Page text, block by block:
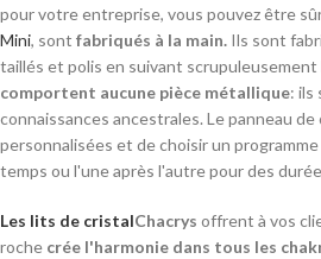
pour votre entreprise, vous pouvez être
Mini, sont fabriqués à la main. Ils sont
taillés et polis en suivant
comportent aucune pièce métallique: ils
connaissances ancestrales. Le panneau
personnalisées et de choisir un
temps ou l'une après l'autre pour des
Les lits de cristalChacrys offrent à vos
roche crée l'harmonie dans tous les